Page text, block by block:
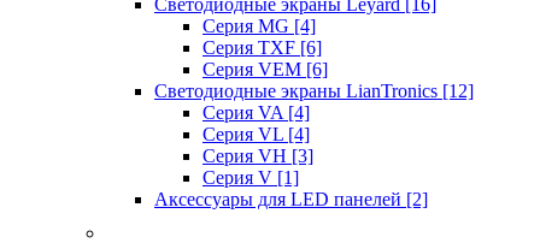
Светодиодные экраны Leyard [16]
Серия MG [4]
Серия TXF [6]
Серия VEM [6]
Светодиодные экраны LianTronics [12]
Серия VA [4]
Серия VL [4]
Серия VH [3]
Серия V [1]
Аксессуары для LED панелей [2]